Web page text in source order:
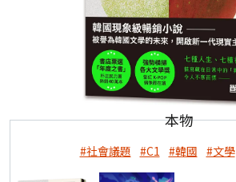
本物
#社會議題 #C1 #韓國 #文學